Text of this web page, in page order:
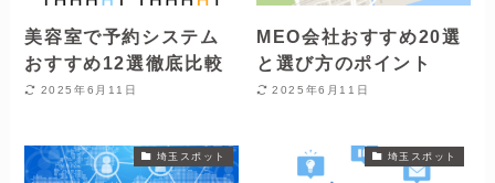
美容室で予約システム
おすすめ12選徹底比較
2025年6月11日
MEO会社おすすめ20選
と選び方のポイント
2025年6月11日
埼玉スポット 埼玉スポット